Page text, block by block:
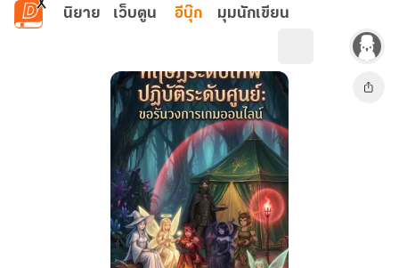
ข้ามไปยังเนื้อหาหลัก
นิยาย เว็บตูน อีบุ๊ก มุมนักเขียน